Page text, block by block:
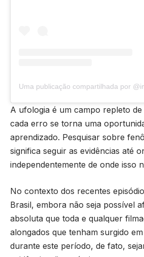
A ufologia é um campo repleto
cada erro se torna uma
aprendizado. Pesquisar sobre
significa seguir as evidências até
independentemente de onde isso
No contexto dos recentes
Brasil, embora não seja possível
absoluta que toda e qualquer
alongados que tenham surgido
durante este período, de fato,